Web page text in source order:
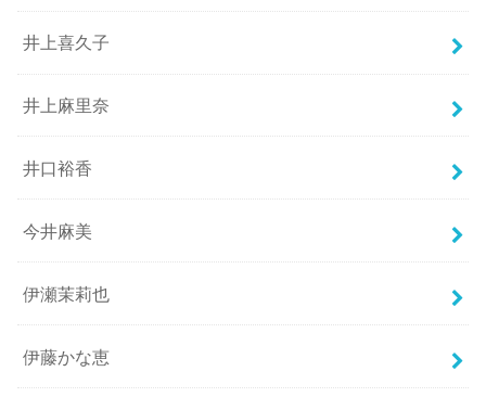
井上喜久子
井上麻里奈
井口裕香
今井麻美
伊瀬茉莉也
伊藤かな恵